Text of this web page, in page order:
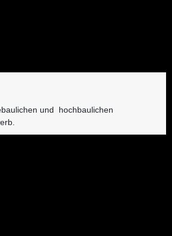
und hochbaulichen